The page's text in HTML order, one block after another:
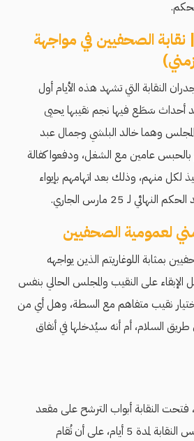
الصحفيين في مواجهة
النقابة التي تشهد هذه اﻷيام أول
أحداث سَطَع فيها نجم نقيبها يحيى
وهما خالد البلشي وجمال عبد
عامين مع الشغل، ودفعوا كفالة
لكل منهم، وذلك بعد اتهامهم بإيواء
لـ 25 مارس الجاري.
لعمومية الصحفيين
بمثابة اللوغاريتم الذين يواجهه
الإبقاء على النقيب والمجلس الحالي بنفس
نقيب متفاهم مع السطة، وهل أي من
طريق السلام، أم أنه سيُدخلها في أنفاق
فتحت النقابة أبواب الترشح على مقعد
النقيب، و6 مقاعد في مجلس النقابة لمدة 5 أيام، على أن تُقام